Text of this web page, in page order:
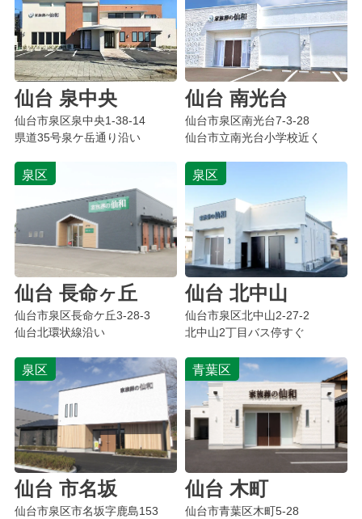
仙台 泉中央
仙台市泉区泉中央1-38-14
県道35号泉ケ岳通り沿い
仙台 南光台
仙台市泉区南光台7-3-28
仙台市立南光台小学校近く
泉区
仙台 長命ヶ丘
仙台市泉区長命ケ丘3-28-3
仙台北環状線沿い
泉区
仙台 北中山
仙台市泉区北中山2-27-2
北中山2丁目バス停すぐ
泉区
仙台 市名坂
仙台市泉区市名坂字鹿島153
青葉区
仙台 木町
仙台市青葉区木町5-28